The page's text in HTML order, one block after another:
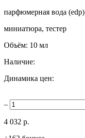
парфюмерная вода (edp)
миниатюра, тестер
Объём: 10 мл
Наличие:
Динамика цен:
–
4 032 р.